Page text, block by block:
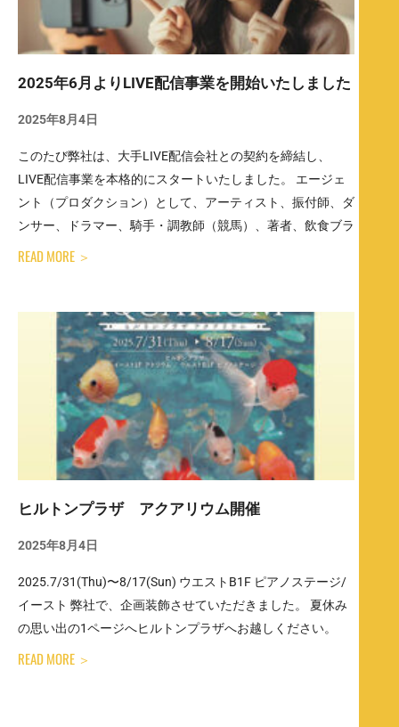
2025年6月よりLIVE配信事業を開始いたしました
2025年8月4日
このたび弊社は、大手LIVE配信会社との契約を締結し、
LIVE配信事業を本格的にスタートいたしました。 エージェ
ント（プロダクション）として、アーティスト、振付師、ダ
ンサー、ドラマー、騎手・調教師（競馬）、著者、飲食ブラ
READ MORE ＞
ヒルトンプラザ アクアリウム開催
2025年8月4日
2025.7/31(Thu)〜8/17(Sun) ウエストB1F ピアノステージ/
イースト 弊社で、企画装飾させていただきました。 夏休み
の思い出の1ページへヒルトンプラザへお越しください。
READ MORE ＞